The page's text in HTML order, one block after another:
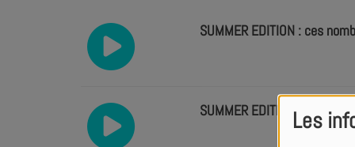
Les
SUMMER EDITION : ces
SUMMER EDITION :